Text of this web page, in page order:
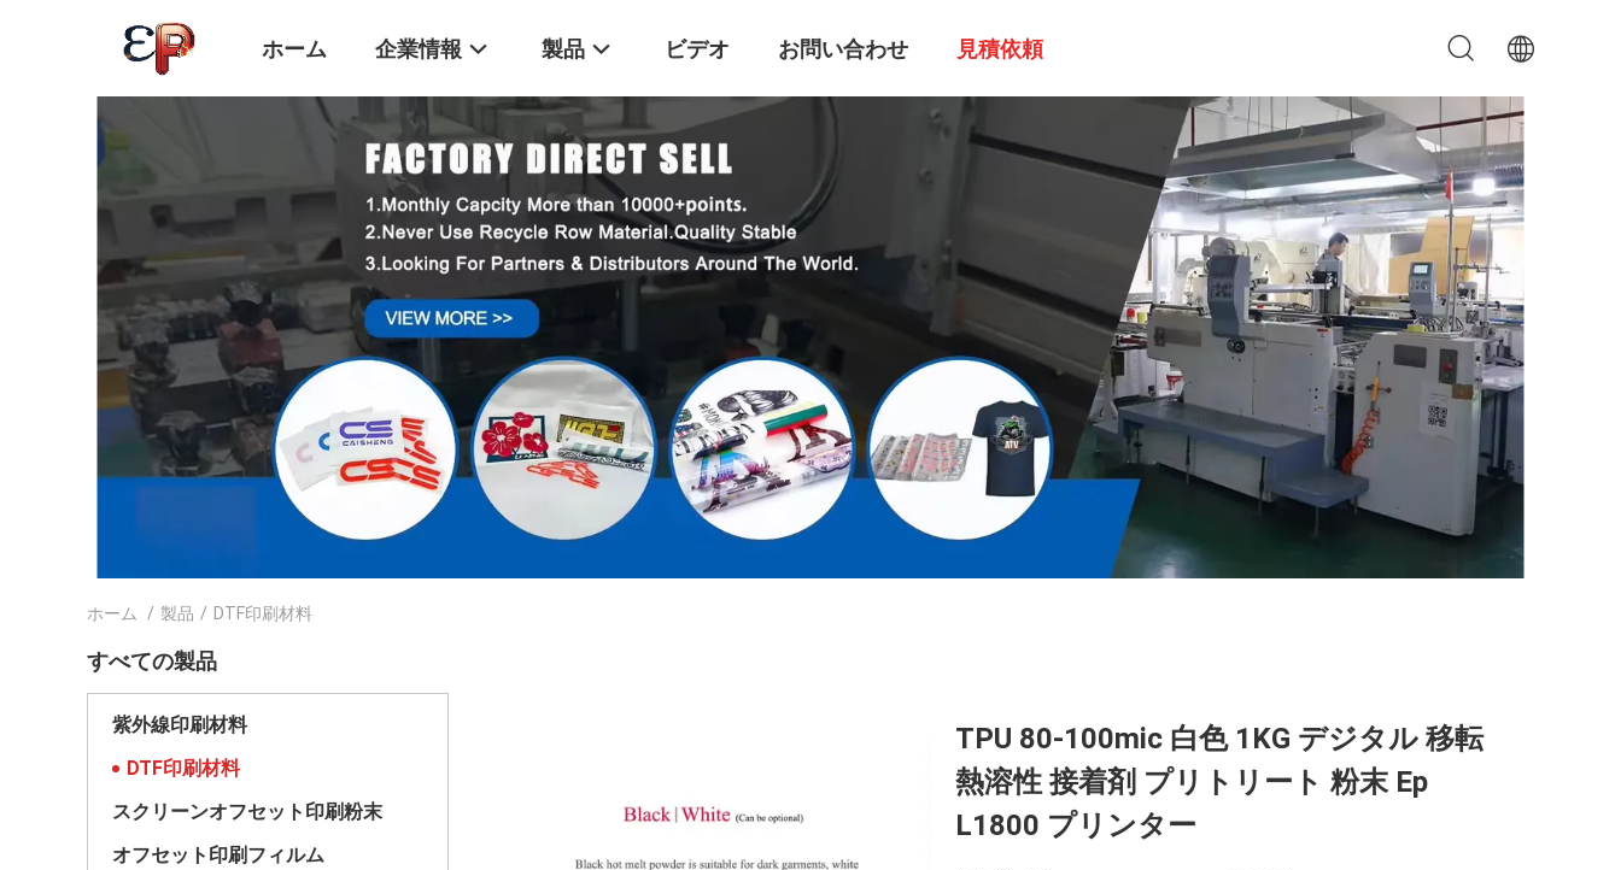
ホーム 企業情報 製品 ビデオ お問い合わせ 見積依頼
ホーム / 製品 / DTF印刷材料
すべての製品
紫外線印刷材料
DTF印刷材料
スクリーンオフセット印刷粉末
オフセット印刷フィルム
TPU 80-100mic 白色 1KG デジタル 移転
熱溶性 接着剤 プリトリート 粉末 Ep
L1800 プリンター